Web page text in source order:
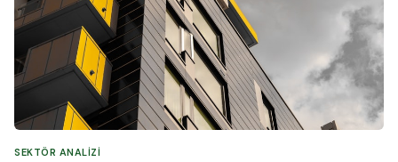
SEKTÖR ANALIZI